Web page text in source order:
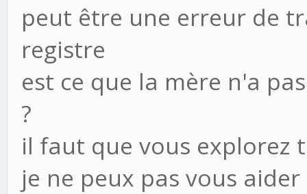
peut être une erreur de
registre
est ce que la mère n'a
?
il faut que vous explorez
je ne peux pas vous aider